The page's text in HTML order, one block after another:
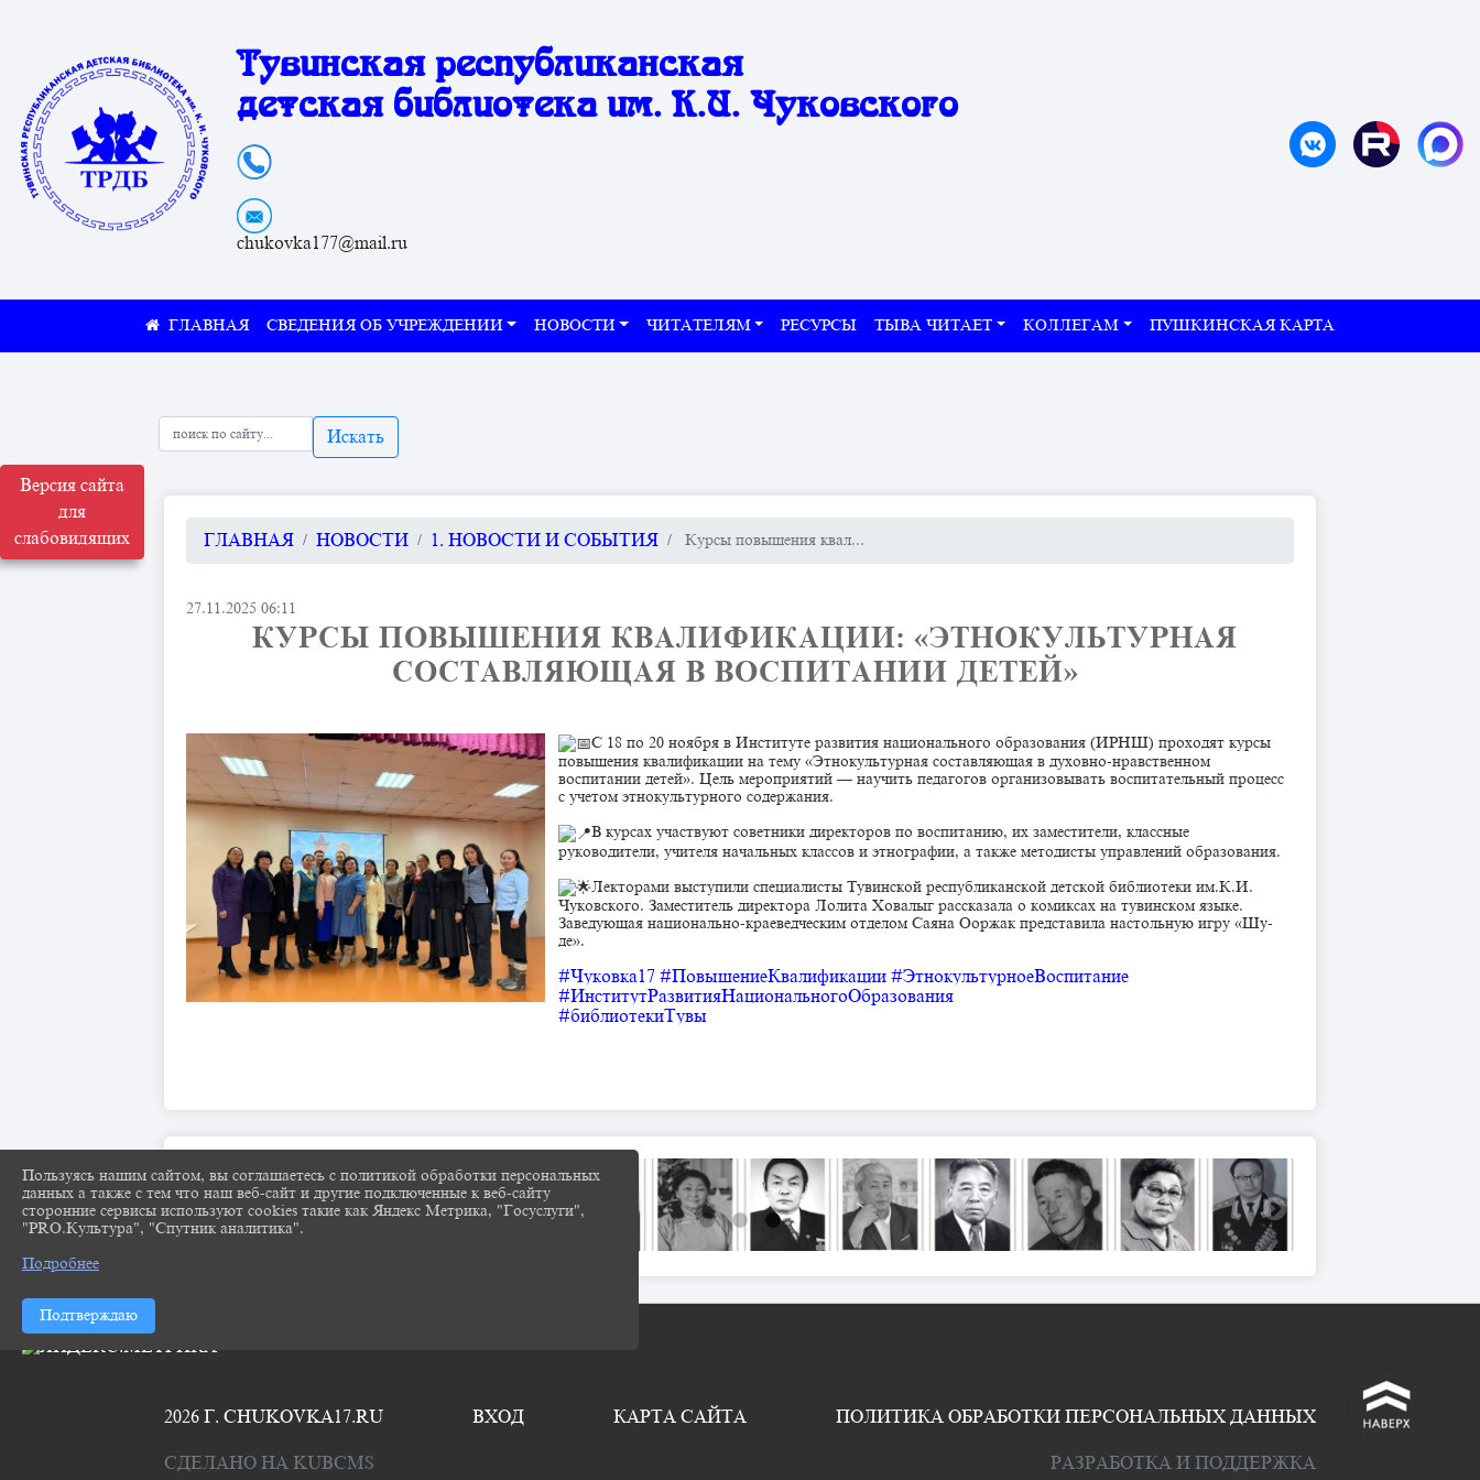
Версия сайта
для
слабовидящих
Тувинская республиканская
детская библиотека им. К.И. Чуковского
chukovka177@mail.ru
СВЕДЕНИЯ ОБ УЧРЕЖДЕНИИ НОВОСТИ ЧИТАТЕЛЯМ РЕСУРСЫ ТЫВА ЧИТАЕТ КОЛЛЕГАМ ПУШКИНСКАЯ КАРТА
Искать
ГЛАВНАЯ НОВОСТИ 1. НОВОСТИ И СОБЫТИЯ ​ Курсы повышения квал...
27.11.2025 06:11
​ КУРСЫ ПОВЫШЕНИЯ КВАЛИФИКАЦИИ: «ЭТНОКУЛЬТУРНАЯ
СОСТАВЛЯЮЩАЯ В ВОСПИТАНИИ ДЕТЕЙ» ​
С 18 по 20 ноября в Институте развития национального образования (ИРНШ) проходят курсы
повышения квалификации на тему «Этнокультурная составляющая в духовно-нравственном
воспитании детей». Цель мероприятий — научить педагогов организовывать воспитательный процесс
с учетом этнокультурного содержания.
В курсах участвуют советники директоров по воспитанию, их заместители, классные
руководители, учителя начальных классов и этнографии, а также методисты управлений образования.
Лекторами выступили специалисты Тувинской республиканской детской библиотеки им.К.И.
Чуковского. Заместитель директора Лолита Ховалыг рассказала о комиксах на тувинском языке.
Заведующая национально-краеведческим отделом Саяна Ооржак представила настольную игру «Шу-
де».
#Чуковка17 #ПовышениеКвалификации #ЭтнокультурноеВоспитание
#ИнститутРазвитияНациональногоОбразования
#библиотекиТувы
^
2026 Г. CHUKOVKA17.RU ВХОД КАРТА САЙТА ПОЛИТИКА ОБРАБОТКИ ПЕРСОНАЛЬНЫХ ДАННЫХ
СДЕЛАНО НА KUBCMS РАЗРАБОТКА И ПОДДЕРЖКА
Пользуясь нашим сайтом, вы соглашаетесь с политикой обработки персональных
данных а также с тем что наш веб-сайт и другие подключенные к веб-сайту
сторонние сервисы используют cookies такие как Яндекс Метрика, "Госуслуги",
"PRO.Культура", "Спутник аналитика".
Подробнее
Подтверждаю